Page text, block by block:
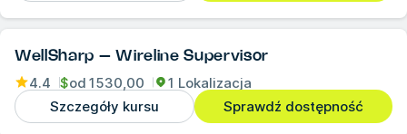
WellSharp – Wireline Supervisor
4.4 $od 1530,00
1 Lokalizacja
Szczegóły kursu
Sprawdź dostępność